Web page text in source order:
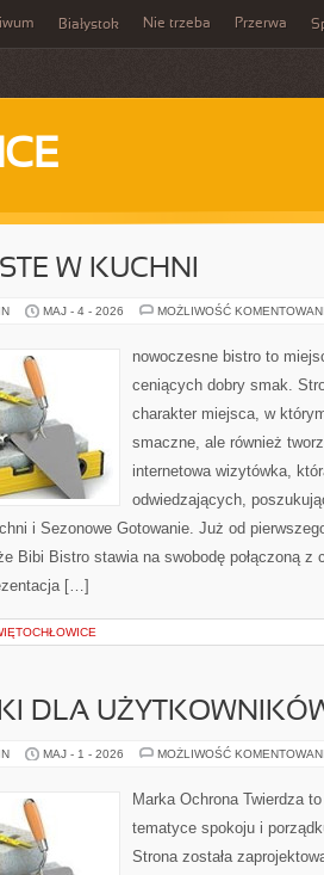
Białystok Nie trzeba Przerwa
W KUCHNI
MAJ - 4 - 2026 MOŻLIWOŚĆ
nowoczesne bistro to
ceniących dobry smak.
charakter miejsca, w
smaczne, ale również
internetowa wizytówka,
odwiedzających,
i Sezonowe Gotowanie. Już od
Bibi Bistro stawia na swobodę połączoną z
[…]
DLA
MAJ - 1 - 2026 MOŻLIWOŚĆ
Marka Ochrona Twierdza
tematyce spokoju i
Strona została